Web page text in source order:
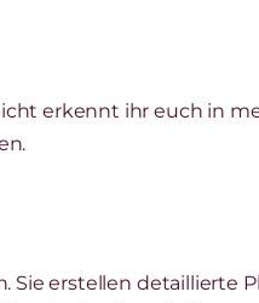
erkennt ihr euch in
Sie erstellen detaillierte